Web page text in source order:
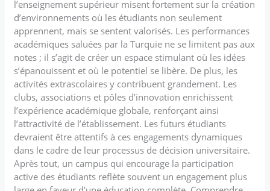
l’enseignement supérieur misent fortement sur la création
d’environnements où les étudiants non seulement
apprennent, mais se sentent valorisés. Les performances
académiques saluées par la Turquie ne se limitent pas aux
notes ; il s’agit de créer un espace stimulant où les idées
s’épanouissent et où le potentiel se libère. De plus, les
activités extrascolaires y contribuent grandement. Les
clubs, associations et pôles d’innovation enrichissent
l’expérience académique globale, renforçant ainsi
l’attractivité de l’établissement. Les futurs étudiants
devraient être attentifs à ces engagements dynamiques
dans le cadre de leur processus de décision universitaire.
Après tout, un campus qui encourage la participation
active des étudiants reflète souvent un engagement plus